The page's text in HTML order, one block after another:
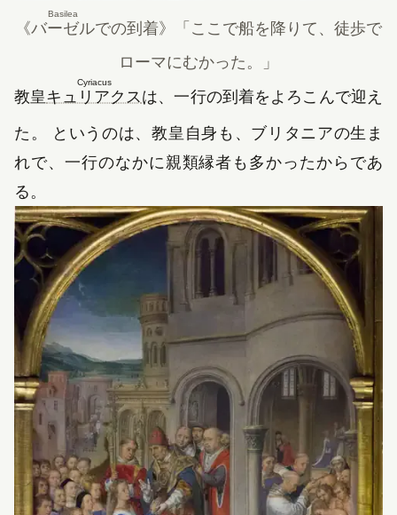
《バーゼル
Basilea
での到着》
「ここで船を降りて、徒歩で
ローマにむかった。」
教皇キュリアクス
Cyriacus
は、一行の到着をよろこんで迎え
た。 というのは、教皇自身も、ブリタニアの生ま
れで、一行のなかに親類縁者も多かったからであ
る。